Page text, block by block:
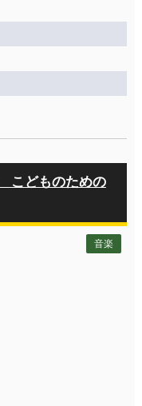
こどものための
音楽